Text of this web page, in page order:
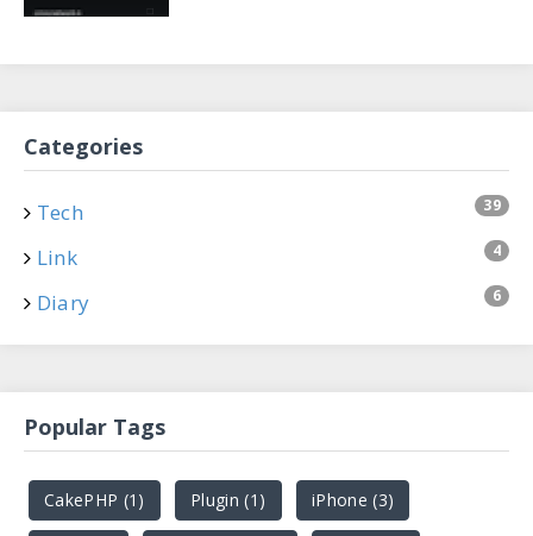
Categories
Tech 39
Link 4
Diary 6
Popular Tags
CakePHP (1) Plugin (1) iPhone (3)